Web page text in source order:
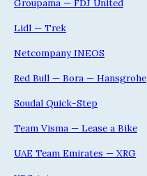
Groupama — FDJ United
Lidl — Trek
Netcompany INEOS
Red Bull — Bora — Hansgrohe
Soudal Quick-Step
Team Visma — Lease a Bike
UAE Team Emirates — XRG